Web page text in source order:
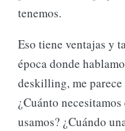
tenemos.
Eso tiene ventajas y
época donde
deskilling, me
¿Cuánto
usamos? ¿Cuándo